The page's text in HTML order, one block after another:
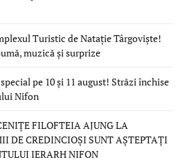
Turistic de Natație Târgoviște!
muzică și surprize
pe 10 și 11 august! Străzi închise
Nifon
FILOFTEIA AJUNG LA
DE CREDINCIOȘI SUNT AȘTEPTAȚI
IERARH NIFON